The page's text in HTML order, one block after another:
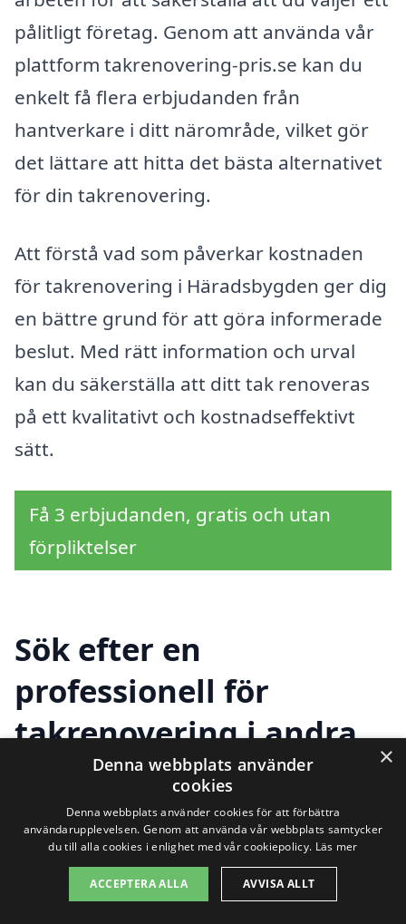
pålitligt företag. Genom att använda vår
plattform takrenovering-pris.se kan du
enkelt få flera erbjudanden från
hantverkare i ditt närområde, vilket gör
det lättare att hitta det bästa alternativet
för din takrenovering.
Att förstå vad som påverkar kostnaden
för takrenovering i Häradsbygden ger dig
en bättre grund för att göra informerade
beslut. Med rätt information och urval
kan du säkerställa att ditt tak renoveras
på ett kvalitativt och kostnadseffektivt
sätt.
Få 3 erbjudanden, gratis och utan
förpliktelser
Sök efter en
professionell för
takrenovering i andra
städer nära
Häradsbygden
Att hitta hjälp för takrenovering i
×
Denna webbplats använder
cookies
Denna webbplats använder cookies för att förbättra
användarupplevelsen. Genom att använda vår webbplats samtycker
du till alla cookies i enlighet med vår cookiepolicy. Läs mer
ACCEPTERA ALLA AVVISA ALLT